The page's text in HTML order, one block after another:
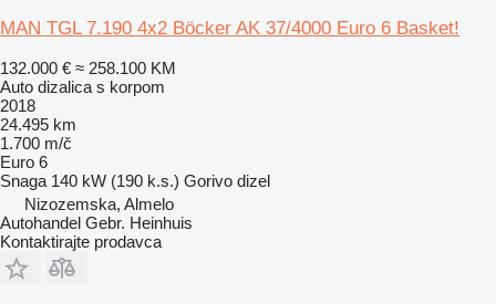
MAN TGL 7.190 4x2 Böcker AK 37/4000 Euro 6 Basket!
132.000 € ≈ 258.100 KM
Auto dizalica s korpom
2018
24.495 km
1.700 m/č
Euro 6
Snaga 140 kW (190 k.s.) Gorivo dizel
Nizozemska, Almelo
Autohandel Gebr. Heinhuis
Kontaktirajte prodavca